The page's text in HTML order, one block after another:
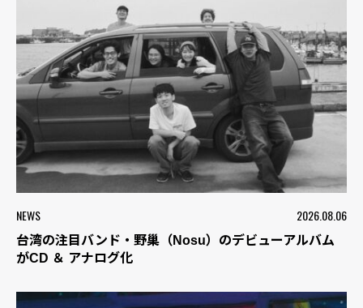
NEWS 2026.08.06
台湾の注目バンド・野巢（Nosu）のデビューアルバム
がCD ＆ アナログ化